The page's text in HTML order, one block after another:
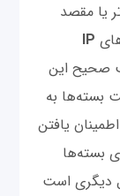
یا مقصد
IP
صحیح این
بسته‌ها به
یافتن
بسته‌ها
دیگری است